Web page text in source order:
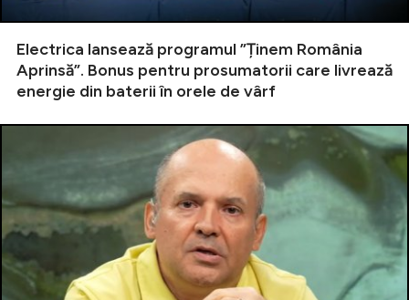
Electrica lansează programul ”Ținem România
Aprinsă”. Bonus pentru prosumatorii care livrează
energie din baterii în orele de vârf